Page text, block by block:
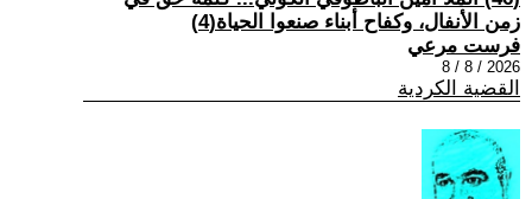
زمن الأنفال، وكفاح أبناء صنعوا الحياة(4)
فرست مرعي
2026 / 8 / 8
القضية الكردية